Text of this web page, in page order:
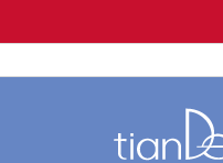
Přejít
na